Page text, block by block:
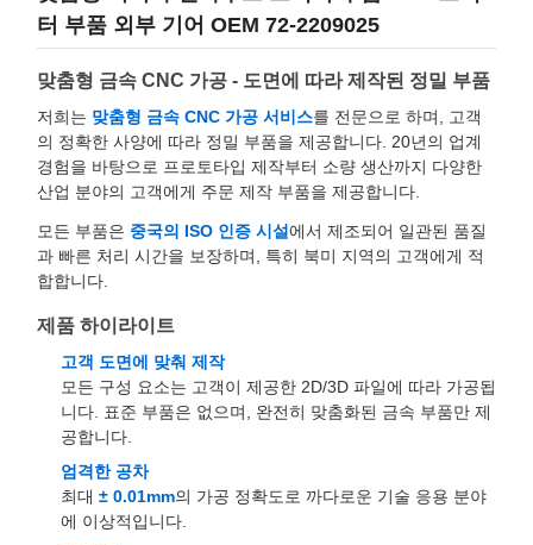
터 부품 외부 기어 OEM 72-2209025
맞춤형 금속 CNC 가공 - 도면에 따라 제작된 정밀 부품
저희는 맞춤형 금속 CNC 가공 서비스를 전문으로 하며, 고객
의 정확한 사양에 따라 정밀 부품을 제공합니다. 20년의 업계
경험을 바탕으로 프로토타입 제작부터 소량 생산까지 다양한
산업 분야의 고객에게 주문 제작 부품을 제공합니다.
모든 부품은 중국의 ISO 인증 시설에서 제조되어 일관된 품질
과 빠른 처리 시간을 보장하며, 특히 북미 지역의 고객에게 적
합합니다.
제품 하이라이트
고객 도면에 맞춰 제작
모든 구성 요소는 고객이 제공한 2D/3D 파일에 따라 가공됩
니다. 표준 부품은 없으며, 완전히 맞춤화된 금속 부품만 제
공합니다.
엄격한 공차
최대 ± 0.01mm의 가공 정확도로 까다로운 기술 응용 분야
에 이상적입니다.